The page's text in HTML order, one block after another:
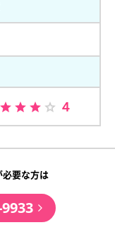
４
必要な方は